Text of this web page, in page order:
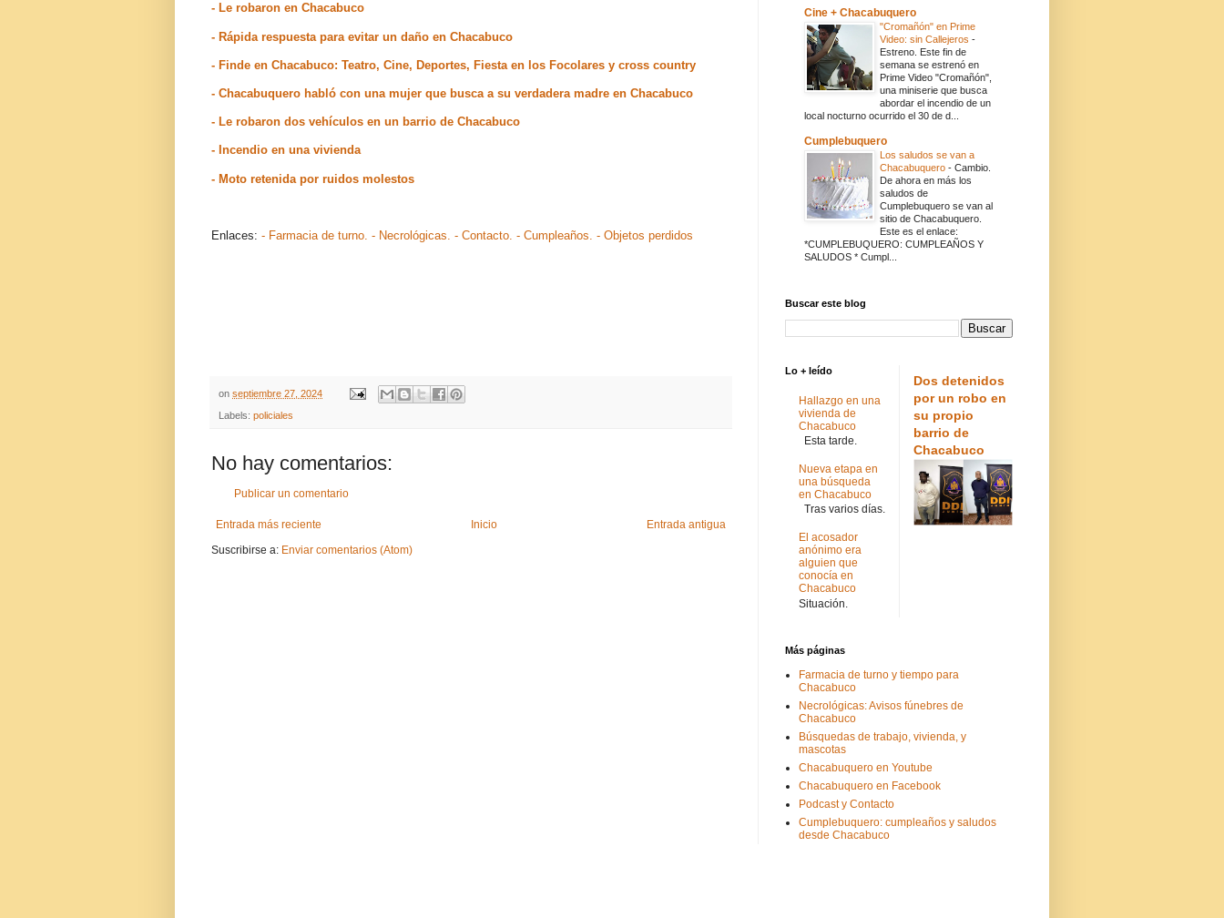
- Le robaron en Chacabuco
- Rápida respuesta para evitar un daño en Chacabuco
- Finde en Chacabuco: Teatro, Cine, Deportes, Fiesta en los Focolares y cross country
- Chacabuquero habló con una mujer que busca a su verdadera madre en Chacabuco
- Le robaron dos vehículos en un barrio de Chacabuco
- Incendio en una vivienda
- Moto retenida por ruidos molestos
Enlaces: - Farmacia de turno. - Necrológicas. - Contacto. - Cumpleaños. - Objetos perdidos
on septiembre 27, 2024
Labels: policiales
No hay comentarios:
Publicar un comentario
Entrada más reciente Entrada antigua
Inicio
Suscribirse a: Enviar comentarios (Atom)
Cine + Chacabuquero
"Cromañón" en Prime
Video: sin Callejeros -
Estreno. Este fin de
semana se estrenó en
Prime Video "Cromañón",
una miniserie que busca
abordar el incendio de un
local nocturno ocurrido el 30 de d...
Cumplebuquero
Los saludos se van a
Chacabuquero - Cambio.
De ahora en más los
saludos de
Cumplebuquero se van al
sitio de Chacabuquero.
Este es el enlace:
*CUMPLEBUQUERO: CUMPLEAÑOS Y
SALUDOS * Cumpl...
Buscar este blog
Lo + leído
Hallazgo en una
vivienda de
Chacabuco
Esta tarde.
Nueva etapa en
una búsqueda
en Chacabuco
Tras varios días.
El acosador
anónimo era
alguien que
conocía en
Chacabuco
Situación.
Dos detenidos
por un robo en
su propio
barrio de
Chacabuco
Más páginas
Farmacia de turno y tiempo para
Chacabuco
Necrológicas: Avisos fúnebres de
Chacabuco
Búsquedas de trabajo, vivienda, y
mascotas
Chacabuquero en Youtube
Chacabuquero en Facebook
Podcast y Contacto
Cumplebuquero: cumpleaños y saludos
desde Chacabuco